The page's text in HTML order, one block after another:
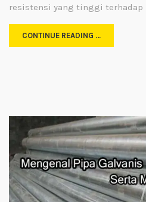
resistensi yang tinggi terhadap
CONTINUE READING …